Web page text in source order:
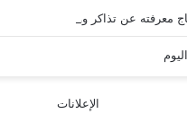
معرفته عن تذاكر ووسائل النقل في
الإعلانات